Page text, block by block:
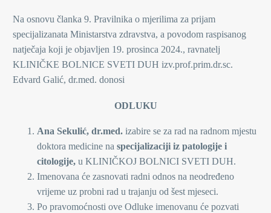
Na osnovu članka 9. Pravilnika o mjerilima za prijam
specijalizanata Ministarstva zdravstva, a povodom raspisanog
natječaja koji je objavljen 19. prosinca 2024., ravnatelj
KLINIČKE BOLNICE SVETI DUH izv.prof.prim.dr.sc.
Edvard Galić, dr.med. donosi
ODLUKU
Ana Sekulić, dr.med. izabire se za rad na radnom mjestu
doktora medicine na specijalizaciji iz patologije i
citologije, u KLINIČKOJ BOLNICI SVETI DUH.
Imenovana će zasnovati radni odnos na neodređeno
vrijeme uz probni rad u trajanju od šest mjeseci.
Po pravomoćnosti ove Odluke imenovanu će pozvati